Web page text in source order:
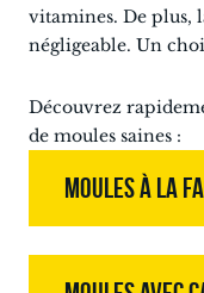
vitamines. De plus,
négligeable. Un
Découvrez
de moules saines :
MOULES À LA